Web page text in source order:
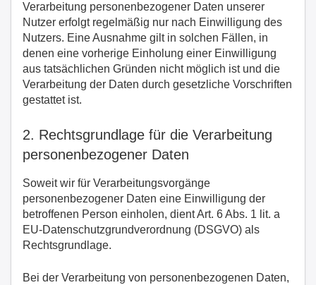
Verarbeitung personenbezogener Daten unserer
Nutzer erfolgt regelmäßig nur nach Einwilligung des
Nutzers. Eine Ausnahme gilt in solchen Fällen, in
denen eine vorherige Einholung einer Einwilligung
aus tatsächlichen Gründen nicht möglich ist und die
Verarbeitung der Daten durch gesetzliche Vorschriften
gestattet ist.
2. Rechtsgrundlage für die Verarbeitung
personenbezogener Daten
Soweit wir für Verarbeitungsvorgänge
personenbezogener Daten eine Einwilligung der
betroffenen Person einholen, dient Art. 6 Abs. 1 lit. a
EU-Datenschutzgrundverordnung (DSGVO) als
Rechtsgrundlage.
Bei der Verarbeitung von personenbezogenen Daten,